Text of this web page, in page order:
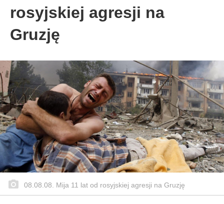
rosyjskiej agresji na
Gruzję
08.08.08. Mija 11 lat od rosyjskiej agresji na Gruzję